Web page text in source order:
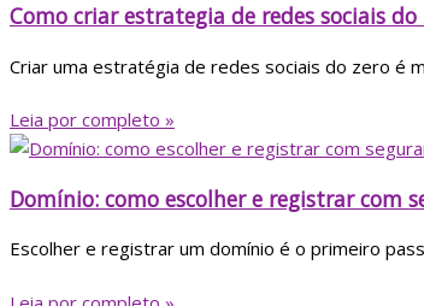
Como criar estrategia de redes sociais
Criar uma estratégia de redes sociais do zero é
Leia por completo »
Domínio: como escolher e registrar com
Escolher e registrar um domínio é o primeiro